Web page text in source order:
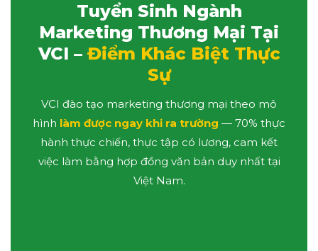
Tuyển Sinh Ngành
Marketing Thương Mại Tại
VCI – Điểm Khác Biệt Thực
Sự
VCI đào tạo marketing thương mại theo mô
hình làm được ngay khi ra trường — 70% thực
hành thực chiến, thực tập có lương, cam kết
việc làm bằng hợp đồng văn bản duy nhất tại
Việt Nam.